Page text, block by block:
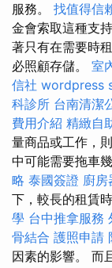
服務。 找值得信
金會索取這種支
著只有在需要時
必照顧存儲。 室
信社 wordpress
科診所 台南清潔
費用介紹 精緻自
量商品或工作，
中可能需要拖車
略 泰國簽證 廚房
下，較長的租賃
學 台中推拿服務
骨結合 護照申請
因素的影響。 而